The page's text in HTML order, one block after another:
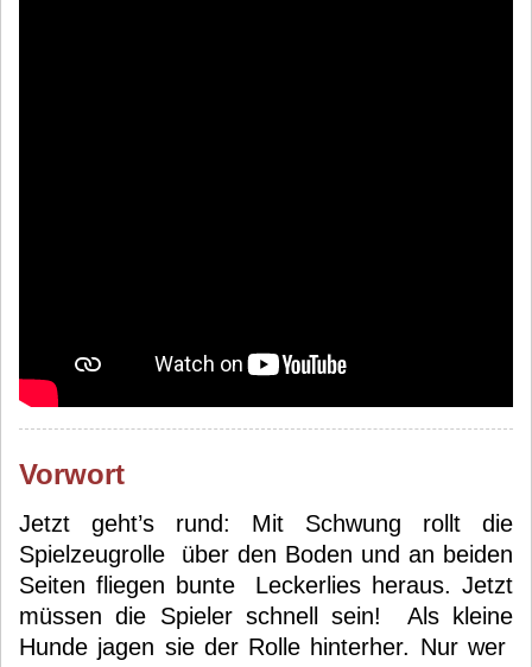
Vorwort
Jetzt geht’s rund: Mit Schwung rollt die
Spielzeugrolle über den Boden und an beiden
Seiten fliegen bunte Leckerlies heraus. Jetzt
müssen die Spieler schnell sein! Als kleine
Hunde jagen sie der Rolle hinterher. Nur wer